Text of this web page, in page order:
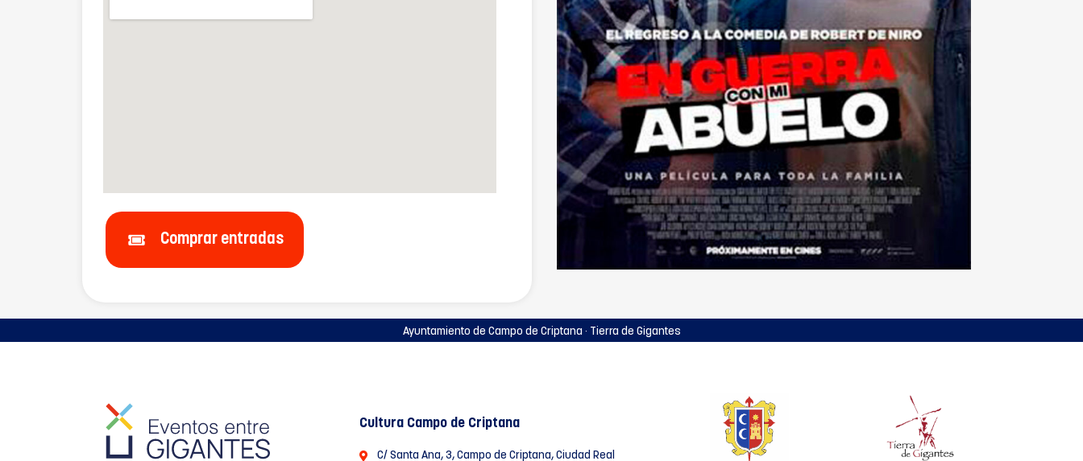
Comprar entradas
Ayuntamiento de Campo de Criptana · Tierra de Gigantes
Cultura Campo de Criptana
C/ Santa Ana, 3, Campo de Criptana, Ciudad Real